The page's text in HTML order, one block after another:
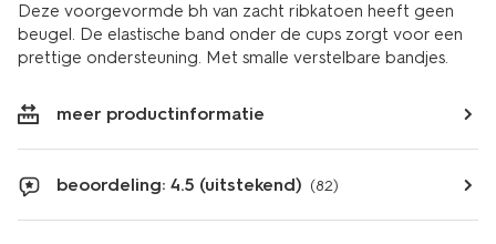
Deze voorgevormde bh van zacht ribkatoen heeft geen
beugel. De elastische band onder de cups zorgt voor een
prettige ondersteuning. Met smalle verstelbare bandjes.
meer productinformatie
beoordeling: 4.5 (uitstekend) (82)